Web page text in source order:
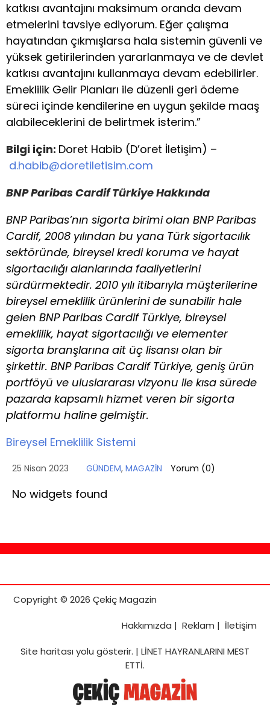
katkısı avantajını maksimum oranda devam
etmelerini tavsiye ediyorum. Eğer çalışma
hayatından çıkmışlarsa hala sistemin güvenli ve
yüksek getirilerinden yararlanmaya ve de devlet
katkısı avantajını kullanmaya devam edebilirler.
Emeklilik Gelir Planları ile düzenli geri ödeme
süreci içinde kendilerine en uygun şekilde maaş
alabileceklerini de belirtmek isterim.”
Bilgi için: Doret Habib (D’oret İletişim) –
d.habib@doretiletisim.com
BNP Paribas Cardif Türkiye Hakkında
BNP Paribas’nın sigorta birimi olan BNP Paribas
Cardif, 2008 yılından bu yana Türk sigortacılık
sektöründe, bireysel kredi koruma ve hayat
sigortacılığı alanlarında faaliyetlerini
sürdürmektedir. 2010 yılı itibarıyla müşterilerine
bireysel emeklilik ürünlerini de sunabilir hale
gelen BNP Paribas Cardif Türkiye, bireysel
emeklilik, hayat sigortacılığı ve elementer
sigorta branşlarına ait üç lisansı olan bir
şirkettir. BNP Paribas Cardif Türkiye, geniş ürün
portföyü ve uluslararası vizyonu ile kısa sürede
pazarda kapsamlı hizmet veren bir sigorta
platformu haline gelmiştir.
Bireysel Emeklilik Sistemi
25 Nisan 2023 GÜNDEM, MAGAZİN Yorum (0)
No widgets found
Copyright © 2026 Çekiç Magazin
Hakkımızda | Reklam | İletişim
Site haritasıyolu gösterir. | LİNET HAYRANLARINI MEST
ETTİ.